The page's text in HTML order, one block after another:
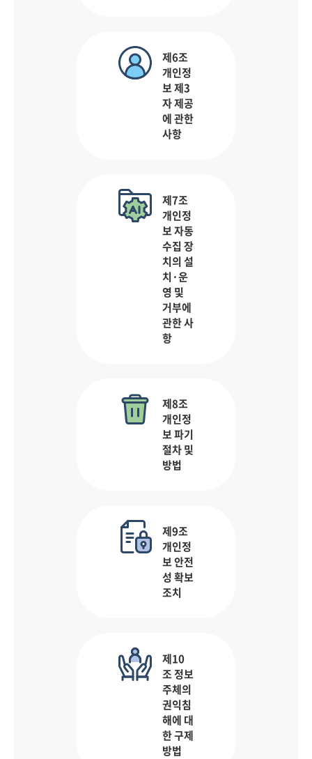
제6조
개인정
보 제3
자 제공
에 관한
사항
제7조
개인정
보 자동
수집 장
치의 설
치·운
영 및
거부에
관한 사
항
제8조
개인정
보 파기
절차 및
방법
제9조
개인정
보 안전
성 확보
조치
제10
조 정보
주체의
권익침
해에 대
한 구제
방법